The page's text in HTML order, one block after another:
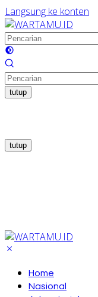
Langsung ke konten
tutup
tutup
Home
Nasional